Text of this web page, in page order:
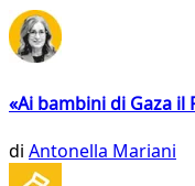
«Ai bambini di Gaza il
di Antonella Mariani